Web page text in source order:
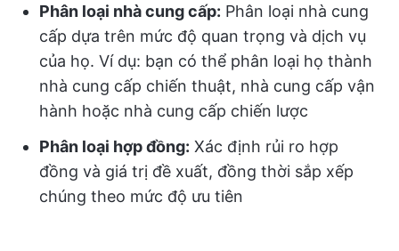
Phân loại nhà cung cấp: Phân loại nhà cung
cấp dựa trên mức độ quan trọng và dịch vụ
của họ. Ví dụ: bạn có thể phân loại họ thành
nhà cung cấp chiến thuật, nhà cung cấp vận
hành hoặc nhà cung cấp chiến lược
Phân loại hợp đồng: Xác định rủi ro hợp
đồng và giá trị đề xuất, đồng thời sắp xếp
chúng theo mức độ ưu tiên